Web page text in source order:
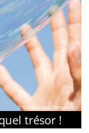
© Collège des Bernardins
trésor !